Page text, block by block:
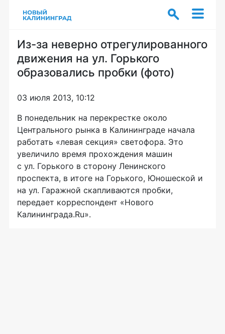
Из-за неверно отрегулированного
движения на ул. Горького
образовались пробки (фото)
03 июля 2013, 10:12
В понедельник на перекрестке около
Центрального рынка в Калининграде начала
работать «левая секция» светофора. Это
увеличило время прохождения машин
с ул. Горького в сторону Ленинского
проспекта, в итоге на Горького, Юношеской и
на ул. Гаражной скапливаются пробки,
передает корреспондент «Нового
Калининграда.Ru».